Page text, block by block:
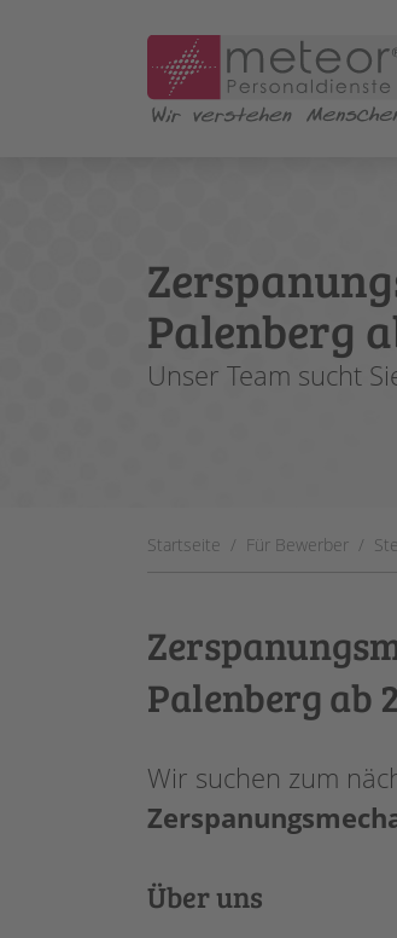
Palenberg
Unser Team sucht
Startseite Für Bewerber
Palenberg ab
Wir suchen zum
Über uns